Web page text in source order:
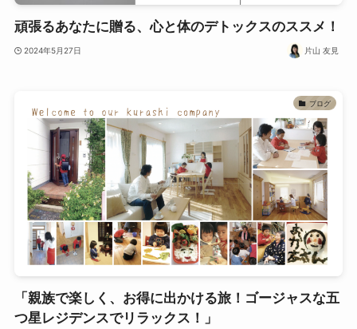
頑張るあなたに贈る、心と体のデトックスのススメ！
2024年5月27日 片山 友見
ブログ
「親族で楽しく、お得に出かける旅！ゴージャスな五
つ星レジデンスでリラックス！」